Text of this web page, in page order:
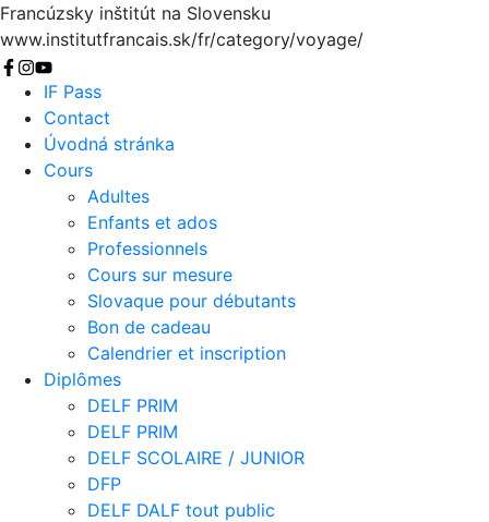
Francúzsky inštitút na Slovensku
www.institutfrancais.sk/fr/category/voyage/
Chercher
IF Pass
Contact
Úvodná stránka
Cours
Adultes
Enfants et ados
Professionnels
Cours sur mesure
Slovaque pour débutants
Bon de cadeau
Calendrier et inscription
Diplômes
DELF PRIM
DELF PRIM
DELF SCOLAIRE / JUNIOR
DFP
DELF DALF tout public